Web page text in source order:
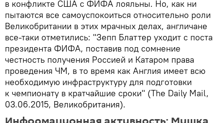
в конфликте США с ФИФА лояльны. Но, как ни
пытаются все самоуспокоиться относительно роли
Великобритании в этих мрачных делах, англичане
все-таки отметились: "Зепп Блаттер уходит с поста
президента ФИФА, поставив под сомнение
честность получения Россией и Катаром права
проведения ЧМ, в то время как Англия имеет всю
необходимую инфраструктуру для подготовки
к чемпионату в кратчайшие сроки" (The Daily Mail,
03.06.2015, Великобритания).